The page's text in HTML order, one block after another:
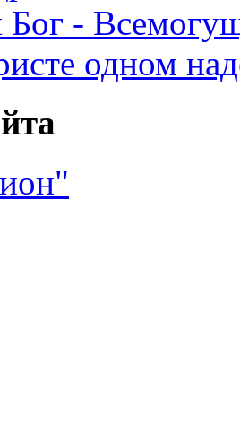
-
одном